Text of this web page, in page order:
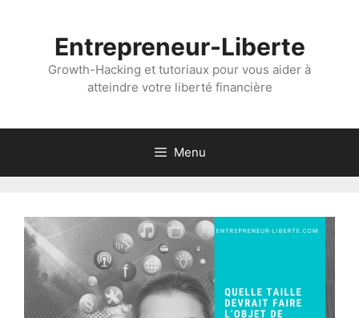
Entrepreneur-Liberte
Growth-Hacking et tutoriaux pour vous aider à
atteindre votre liberté financière
Menu